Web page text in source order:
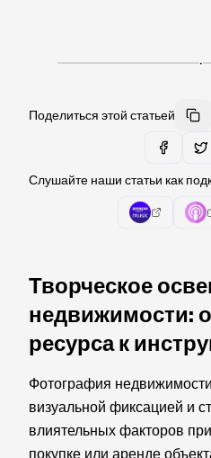
·
Поделиться этой статьей
Слушайте наши статьи как
Творческое
недвижимости:
ресурса к
Фотография
визуальной фиксацией и
влиятельных факторов
покупке или аренде